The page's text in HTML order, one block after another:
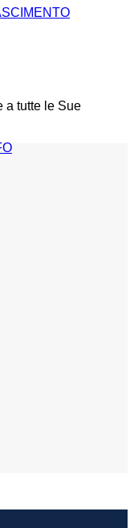
a tutte le Sue